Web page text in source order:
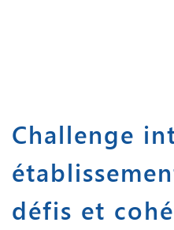
Challenge
défis et